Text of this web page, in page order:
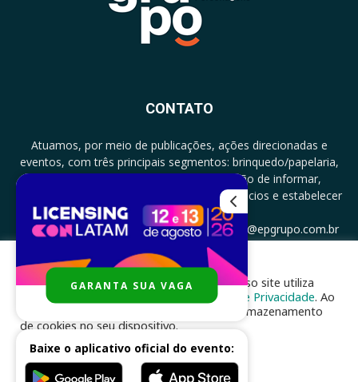
CONTATO
Atuamos, por meio de publicações, ações direcionadas e
eventos, com três principais segmentos: brinquedo/papelaria,
licenciamento e zero a três com a missão de informar,
documentar, proporcionar encontro de negócios e estabelecer
parcerias.
CONTATO: +5511994513097 - atendimento@epgrupo.com.br
SIGA-NOS
Para melhor experiência e navegação, nosso site utiliza
cookies, de acordo com a nossa
Política de Privacidade. Ao
clicar em “aceito”, você concorda com o armazenamento
de cookies no seu dispositivo.
ACEITAR
GARANTA SUA VAGA
Baixe o aplicativo oficial do evento: